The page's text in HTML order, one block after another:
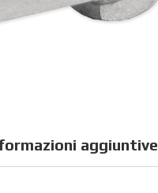
aggiuntive